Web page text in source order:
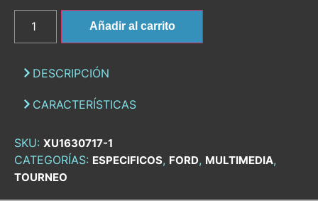
Añadir al carrito
DESCRIPCIÓN
CARACTERÍSTICAS
SKU: XU1630717-1
CATEGORÍAS: ESPECIFICOS, FORD, MULTIMEDIA,
TOURNEO